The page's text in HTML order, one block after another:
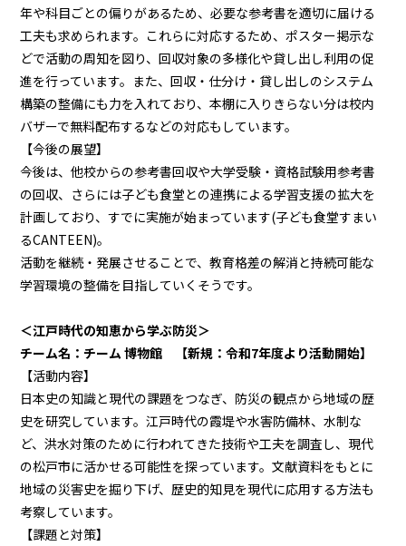
年や科目ごとの偏りがあるため、必要な参考書を適切に届ける
工夫も求められます。これらに対応するため、ポスター掲示な
どで活動の周知を図り、回収対象の多様化や貸し出し利用の促
進を行っています。また、回収・仕分け・貸し出しのシステム
構築の整備にも力を入れており、本棚に入りきらない分は校内
バザーで無料配布するなどの対応もしています。
【今後の展望】
今後は、他校からの参考書回収や大学受験・資格試験用参考書
の回収、さらには子ども食堂との連携による学習支援の拡大を
計画しており、すでに実施が始まっています(子ども食堂すまい
るCANTEEN)。
活動を継続・発展させることで、教育格差の解消と持続可能な
学習環境の整備を目指していくそうです。
＜江戸時代の知恵から学ぶ防災＞
チーム名：チーム 博物館 【新規：令和7年度より活動開始】
【活動内容】
日本史の知識と現代の課題をつなぎ、防災の観点から地域の歴
史を研究しています。江戸時代の霞堤や水害防備林、水制な
ど、洪水対策のために行われてきた技術や工夫を調査し、現代
の松戸市に活かせる可能性を探っています。文献資料をもとに
地域の災害史を掘り下げ、歴史的知見を現代に応用する方法も
考察しています。
【課題と対策】